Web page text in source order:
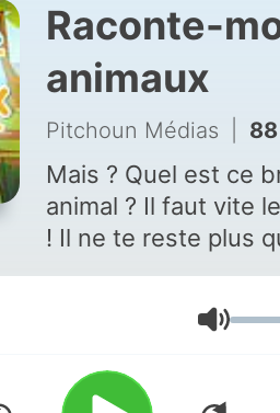
Raconte-
animaux
Pitchoun Médias 88 -
Mais ? Quel est ce
animal ? Il faut vite
! Il ne te reste plus
écouter Guillaume
pour voyager à
monde et découvrir
animaux comme
auparavant. Tu es